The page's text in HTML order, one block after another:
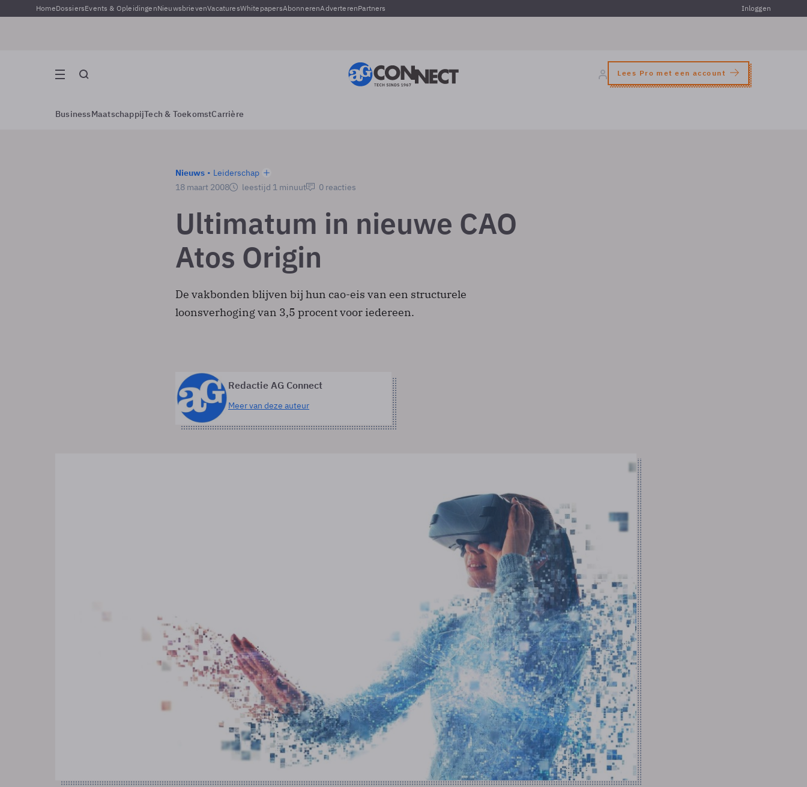
HomeDossiersEvents & OpleidingenNieuwsbrievenVacaturesWhitepapersAbonnerenAdverterenPartners Inloggen
Lees Pro met een account
BusinessMaatschappijTech & ToekomstCarrière
Nieuws
Leiderschap
18 maart 2008
leestijd 1 minuut 0 reacties
Ultimatum in nieuwe CAO
Atos Origin
De vakbonden blijven bij hun cao-eis van een structurele
loonsverhoging van 3,5 procent voor iedereen.
Redactie AG Connect
Meer van deze auteur